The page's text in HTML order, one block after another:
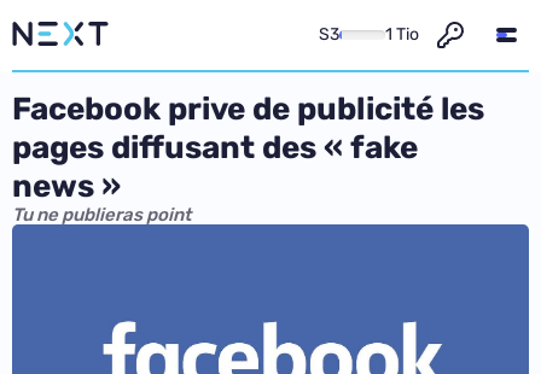
S3 1 Tio
Facebook prive de publicité les
pages diffusant des « fake
news »
Tu ne publieras point